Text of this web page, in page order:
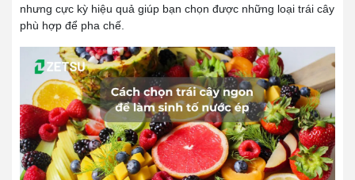
nhưng cực kỳ hiệu quả giúp bạn chọn được những loại trái cây
phù hợp để pha chế.